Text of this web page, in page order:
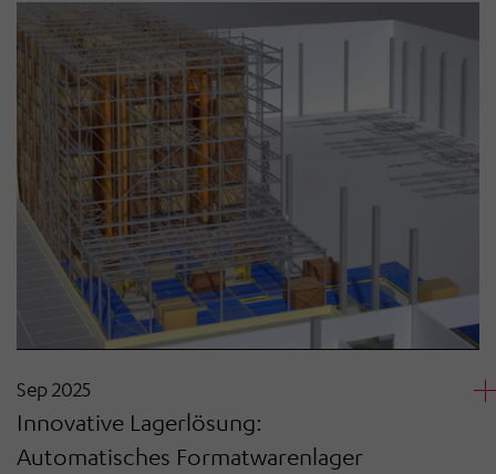
Sep 2025
Innovative Lagerlösung:
Automatisches Formatwarenlager